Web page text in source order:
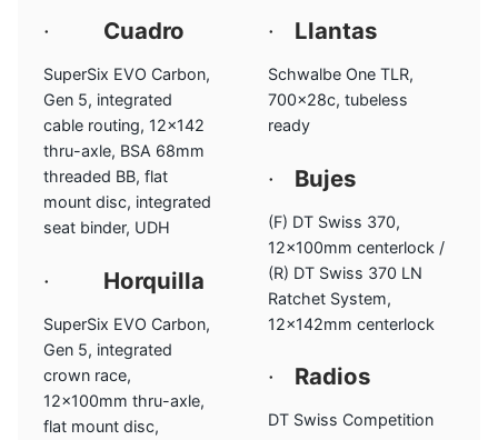
· Cuadro
SuperSix EVO Carbon,
Gen 5, integrated
cable routing, 12×142
thru-axle, BSA 68mm
threaded BB, flat
mount disc, integrated
seat binder, UDH
· Horquilla
SuperSix EVO Carbon,
Gen 5, integrated
crown race,
12x100mm thru-axle,
flat mount disc,
· Llantas
Schwalbe One TLR,
700x28c, tubeless
ready
· Bujes
(F) DT Swiss 370,
12x100mm centerlock /
(R) DT Swiss 370 LN
Ratchet System,
12x142mm centerlock
· Radios
DT Swiss Competition